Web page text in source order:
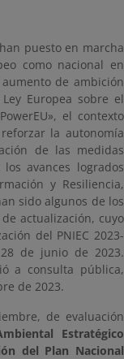
puesto en marcha
como nacional en
de ambición
Europea sobre el
el contexto
la autonomía
de las medidas
avances logrados
y Resiliencia,
sido algunos de los
actualización, cuyo
del PNIEC 2023-
de junio de 2023.
a consulta pública,
de 2023.
de evaluación
Estratégico
del Plan Nacional